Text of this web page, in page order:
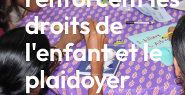
droits de
l'enfant et le
plaidoyer